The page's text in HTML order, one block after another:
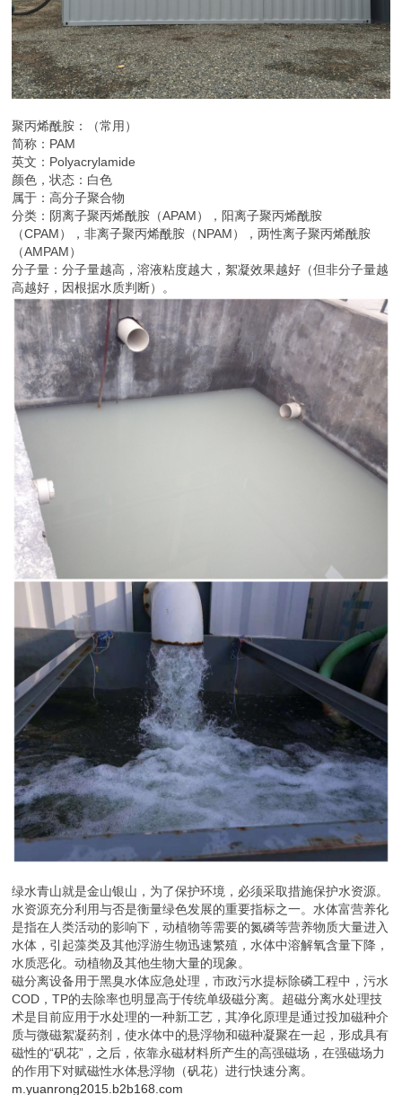
聚丙烯酰胺：（常用）
简称：PAM
英文：Polyacrylamide
颜色，状态：白色
属于：高分子聚合物
分类：阴离子聚丙烯酰胺（APAM），阳离子聚丙烯酰胺
（CPAM），非离子聚丙烯酰胺（NPAM），两性离子聚丙烯酰胺
（AMPAM）
分子量：分子量越高，溶液粘度越大，絮凝效果越好（但非分子量越
高越好，因根据水质判断）。
绿水青山就是金山银山，为了保护环境，必须采取措施保护水资源。
水资源充分利用与否是衡量绿色发展的重要指标之一。水体富营养化
是指在人类活动的影响下，动植物等需要的氮磷等营养物质大量进入
水体，引起藻类及其他浮游生物迅速繁殖，水体中溶解氧含量下降，
水质恶化。动植物及其他生物大量的现象。
磁分离设备用于黑臭水体应急处理，市政污水提标除磷工程中，污水
COD，TP的去除率也明显高于传统单级磁分离。超磁分离水处理技
术是目前应用于水处理的一种新工艺，其净化原理是通过投加磁种介
质与微磁絮凝药剂，使水体中的悬浮物和磁种凝聚在一起，形成具有
磁性的“矾花”，之后，依靠永磁材料所产生的高强磁场，在强磁场力
的作用下对赋磁性水体悬浮物（矾花）进行快速分离。
m.yuanrong2015.b2b168.com